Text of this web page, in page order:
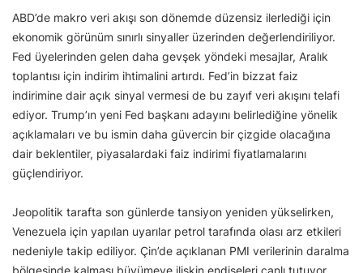
ABD’de makro veri akışı son dönemde düzensiz ilerlediği için
ekonomik görünüm sınırlı sinyaller üzerinden değerlendiriliyor.
Fed üyelerinden gelen daha gevşek yöndeki mesajlar, Aralık
toplantısı için indirim ihtimalini artırdı. Fed’in bizzat faiz
indirimine dair açık sinyal vermesi de bu zayıf veri akışını telafi
ediyor. Trump’ın yeni Fed başkanı adayını belirlediğine yönelik
açıklamaları ve bu ismin daha güvercin bir çizgide olacağına
dair beklentiler, piyasalardaki faiz indirimi fiyatlamalarını
güçlendiriyor.
Jeopolitik tarafta son günlerde tansiyon yeniden yükselirken,
Venezuela için yapılan uyarılar petrol tarafında olası arz etkileri
nedeniyle takip ediliyor. Çin’de açıklanan PMI verilerinin daralma
bölgesinde kalması büyümeye ilişkin endişeleri canlı tutuyor.